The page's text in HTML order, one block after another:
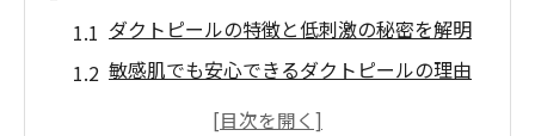
ダクトピールの特徴と低刺激の秘密を解明
敏感肌でも安心できるダクトピールの理由
ダクトピールと従来ピーリングの違い解説